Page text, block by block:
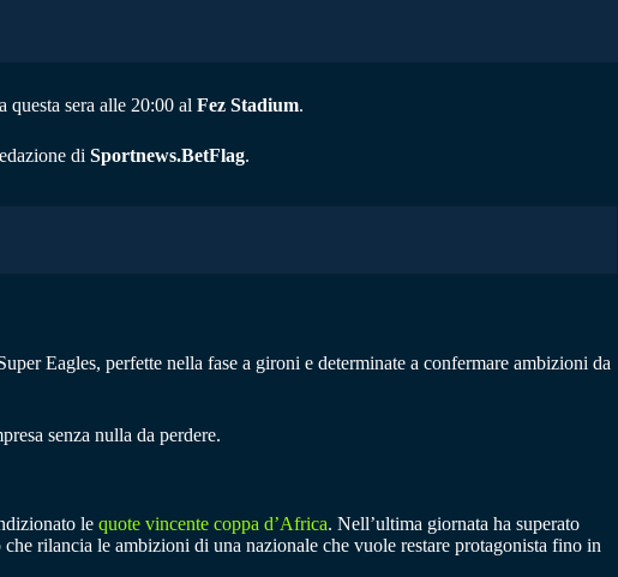
sera alle 20:00 al Fez Stadium.
di Sportnews.BetFlag.
Eagles, perfette nella fase a gironi e determinate a confermare ambizioni da
senza nulla da perdere.
le quote vincente coppa d’Africa. Nell’ultima giornata ha superato
rilancia le ambizioni di una nazionale che vuole restare protagonista fino in